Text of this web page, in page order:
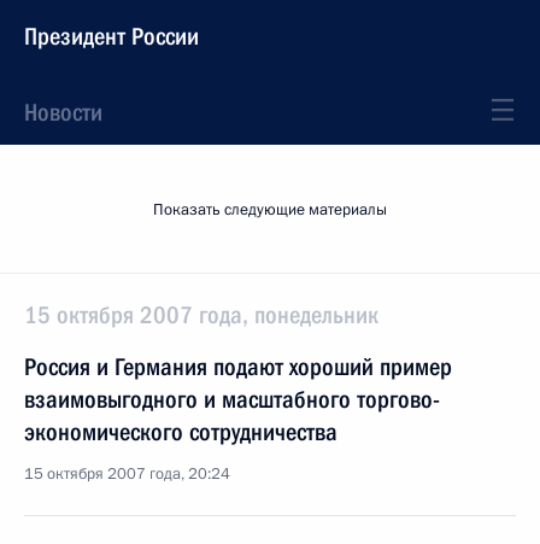
Президент России
Новости
Показать следующие материалы
15 октября 2007 года, понедельник
Россия и Германия подают хороший пример
взаимовыгодного и масштабного торгово-
экономи­ческого сотрудничества
15 октября 2007 года, 20:24